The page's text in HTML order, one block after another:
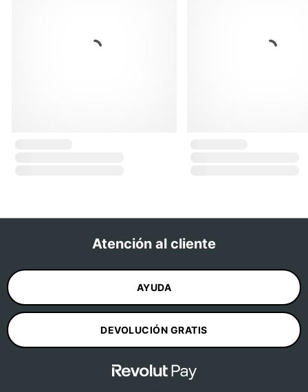
Atención al cliente
AYUDA
DEVOLUCIÓN GRATIS